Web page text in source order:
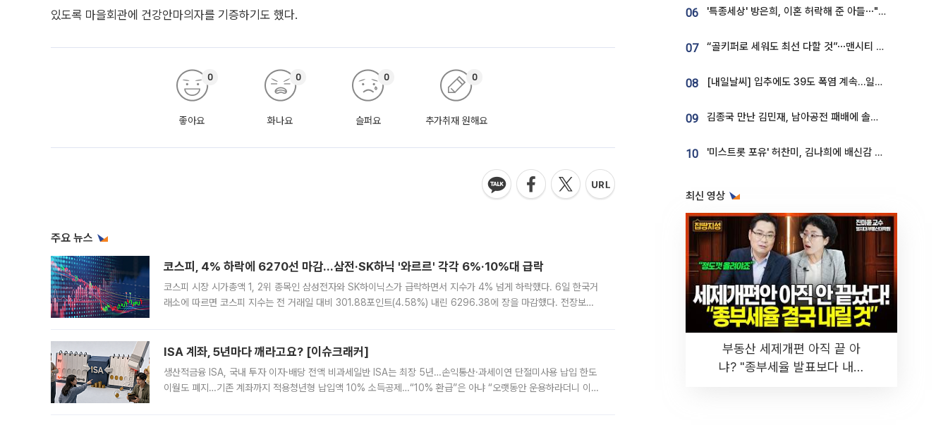
있도록 마을회관에 건강안마의자를 기증하기도 했다.
좋아요
0
화나요
0
슬퍼요
0
추가취재 원해요
0
주요 뉴스
코스피, 4% 하락에 6270선 마감…삼전·SK하닉 '와르르' 각각 6%·10%대 급락
코스피 시장 시가총액 1, 2위 종목인 삼성전자와 SK하이닉스가 급락하면서 지수가 4% 넘게 하락했다. 6일 한국거
래소에 따르면 코스피 지수는 전 거래일 대비 301.88포인트(4.58%) 내린 6296.38에 장을 마감했다. 전장보다
ISA 계좌, 5년마다 깨라고요? [이슈크래커]
생산적금융 ISA, 국내 투자 이자·배당 전액 비과세일반 ISA는 최장 5년…손익통산·과세이연 단절미사용 납입 한도
이월도 폐지…기존 계좌까지 적용청년형 납입액 10% 소득공제…“10% 환급”은 아냐 “오랫동안 운용하라더니 이제
06 '특종세상' 방은희, 이혼 허락해 준 아들⋯"너무 잘 커줬다" 오열
07 “골키퍼로 세워도 최선 다할 것”⋯맨시티 누네스, 주전 경쟁 각오 [인터뷰]
08 [내일날씨] 입추에도 39도 폭염 계속…일부 지역 소나기
09 김종국 만난 김민재, 남아공전 패배에 솔직한 속내⋯"선수들도 못하긴 했다"
10 '미스트롯 포유' 허찬미, 김나희에 배신감 든 사연⋯"이상준 추천해주더라"
최신 영상
부동산 세제개편 아직 끝 아
냐? "종부세율 발표보다 내릴